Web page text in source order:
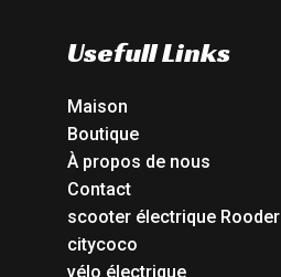
Usefull Links
Maison
Boutique
À propos de nous
Contact
scooter électrique Rooder
citycoco
vélo électrique